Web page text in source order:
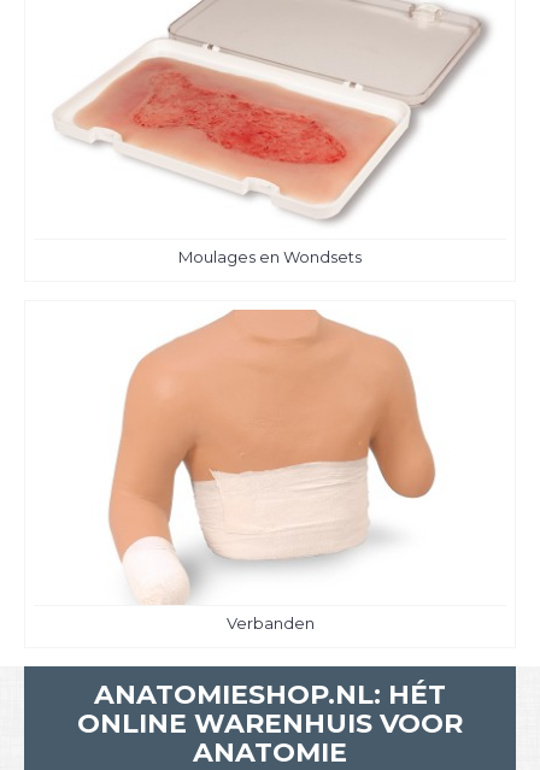
Moulages en Wondsets
Verbanden
ANATOMIESHOP.NL: HÉT
ONLINE WARENHUIS VOOR
ANATOMIE